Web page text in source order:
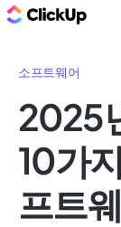
소프트웨어
2025
10가
프트